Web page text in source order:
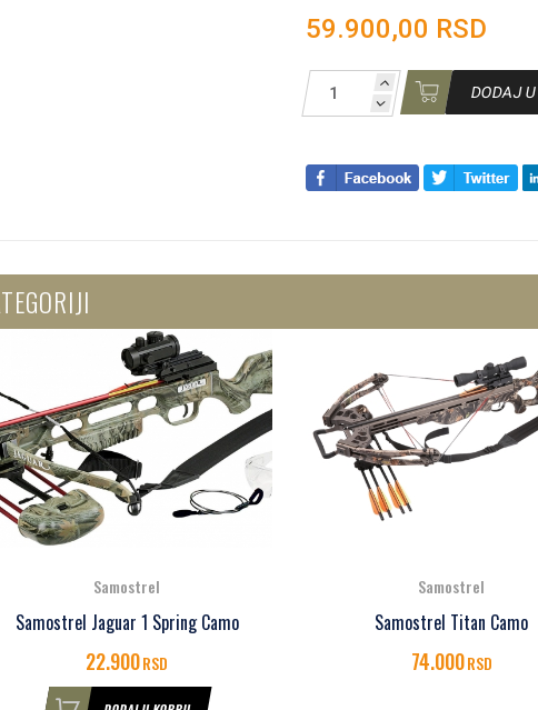
59.900,00 RSD
DODAJ
Samostrel
Samostrel Titan Camo
74.000RSD
Samostrel
Samostrel Hori-Zone
Penetrator - set
57.000RSD